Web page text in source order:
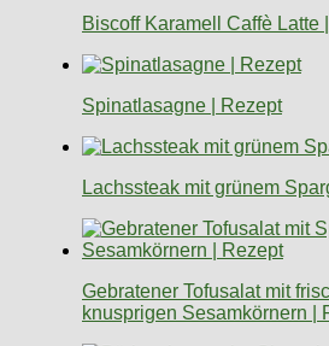
Biscoff Karamell Caffè Latte
Spinatlasagne | Rezept
Lachssteak mit grünem
Gebratener Tofusalat mit
knusprigen Sesamkörnern |